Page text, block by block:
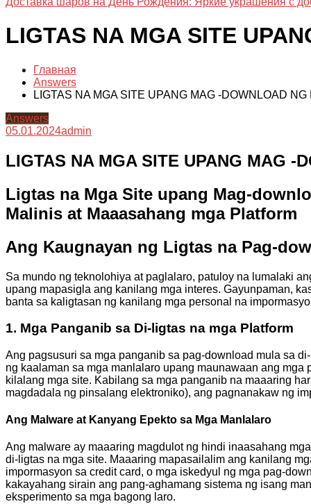
LIGTAS NA MGA SITE
Главная
Answers
LIGTAS NA MGA SITE UPANG MAG -DOWNLOAD NG
Answers
05.01.2024admin
LIGTAS NA MGA SITE UPANG MAG -
Ligtas na Mga Site upang Mag-
Malinis at Maaasahang mga Platform
Ang Kaugnayan ng Ligtas na Pag-
Sa mundo ng teknolohiya at paglalaro, patuloy na lumalaki
upang mapasigla ang kanilang mga interes. Gayunpaman,
banta sa kaligtasan ng kanilang mga personal na
1. Mga Panganib sa Di-ligtas na mga Platform
Ang pagsusuri sa mga panganib sa pag-download mula sa
ng kaalaman sa mga manlalaro upang maunawaan ang
kilalang mga site. Kabilang sa mga panganib na maaaring
magdadala ng pinsalang elektroniko), ang pagnanakaw ng
Ang Malware at Kanyang Epekto sa Mga Manlalaro
Ang malware ay maaaring magdulot ng hindi inaasahang
di-ligtas na mga site. Maaaring mapasailalim ang kanilang
impormasyon sa credit card, o mga iskedyul ng mga pag-
kakayahang sirain ang pang-aghamang sistema ng isang
eksperimento sa mga bagong laro.